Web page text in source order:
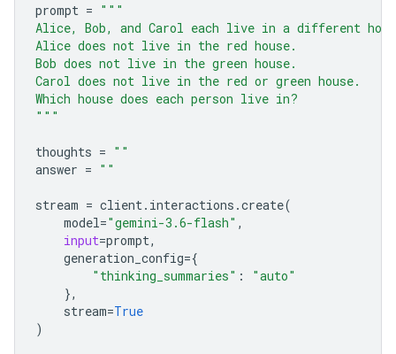
prompt = """
Alice, Bob, and Carol each live in a different
Alice does not live in the red house.
Bob does not live in the green house.
Carol does not live in the red or green house.
Which house does each person live in?
"""
thoughts = ""
answer = ""
stream = client. interactions .create(
model="gemini-3.6-flash" ,
input=prompt,
generation_config={
"thinking_summaries" :
"auto"
},
stream=True
)